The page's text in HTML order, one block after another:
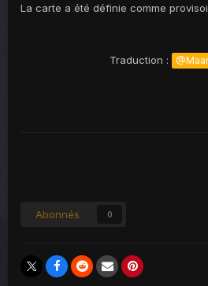
La carte a été définie comme
Traduction :
Abonnés 0